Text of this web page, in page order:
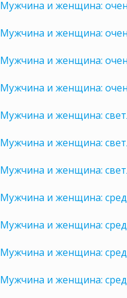
Мужчина и женщина:
Мужчина и женщина:
Мужчина и женщина:
Мужчина и женщина:
Мужчина и женщина:
Мужчина и женщина:
Мужчина и женщина:
Мужчина и женщина:
Мужчина и женщина:
Мужчина и женщина:
Мужчина и женщина: